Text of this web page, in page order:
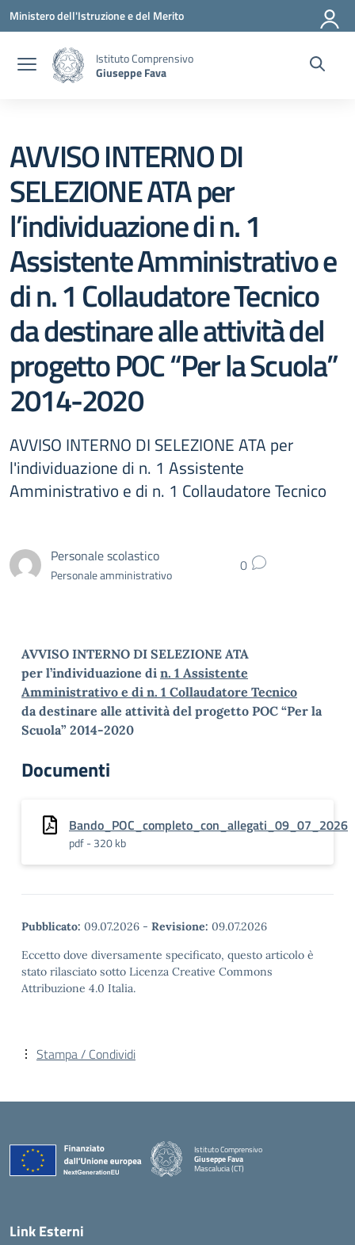
Vai ai contenuti
Vai al menu di navigazione
Vai al footer
Ministero dell'Istruzione e del Merito
Istituto Comprensivo
Giuseppe Fava
AVVISO INTERNO DI
SELEZIONE ATA per
l’individuazione di n. 1
Assistente Amministrativo e
di n. 1 Collaudatore Tecnico
da destinare alle attività del
progetto POC “Per la Scuola”
2014-2020
AVVISO INTERNO DI SELEZIONE ATA per
l'individuazione di n. 1 Assistente
Amministrativo e di n. 1 Collaudatore Tecnico
Personale scolastico
Personale amministrativo 0
AVVISO INTERNO DI SELEZIONE ATA
per l’individuazione di n. 1 Assistente
Amministrativo e di n. 1 Collaudatore Tecnico
da destinare alle attività del progetto POC “Per la
Scuola” 2014-2020
Documenti
Bando_POC_completo_con_allegati_09_07_2026
pdf - 320 kb
Pubblicato: 09.07.2026 - Revisione: 09.07.2026
Eccetto dove diversamente specificato, questo articolo è
stato rilasciato sotto Licenza Creative Commons
Attribuzione 4.0 Italia.
Stampa / Condividi
Istituto Comprensivo
Giuseppe Fava
Mascalucia (CT)
Link Esterni